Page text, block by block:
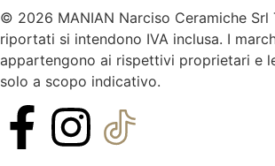
© 2026 MANIAN Narciso Ceramiche Srl
riportati si intendono IVA inclusa. I
appartengono ai rispettivi proprietari e
solo a scopo indicativo.